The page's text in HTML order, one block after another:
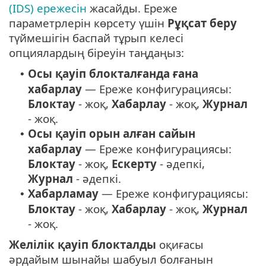
(IDS) ережесін жасайды. Ереже
параметрлерін көрсету үшін Рұқсат беру
түймешігін баспай тұрып келесі
опциялардың біреуін таңдаңыз:
• Осы қауіп блокталғанда ғана
хабарлау — Ереже конфигурациясы:
Блоктау - жоқ, Хабарлау - жоқ, Журнал
- жоқ.
• Осы қауіп орын алған сайын
хабарлау — Ереже конфигурациясы:
Блоктау - жоқ, Ескерту - әдепкі,
Журнал - әдепкі.
• Хабарламау — Ереже конфигурациясы:
Блоктау - жоқ, Хабарлау - жоқ, Журнал
- жоқ.
Желілік қауіп блокталды оқиғасы
әрдайым шынайы шабуыл болғанын